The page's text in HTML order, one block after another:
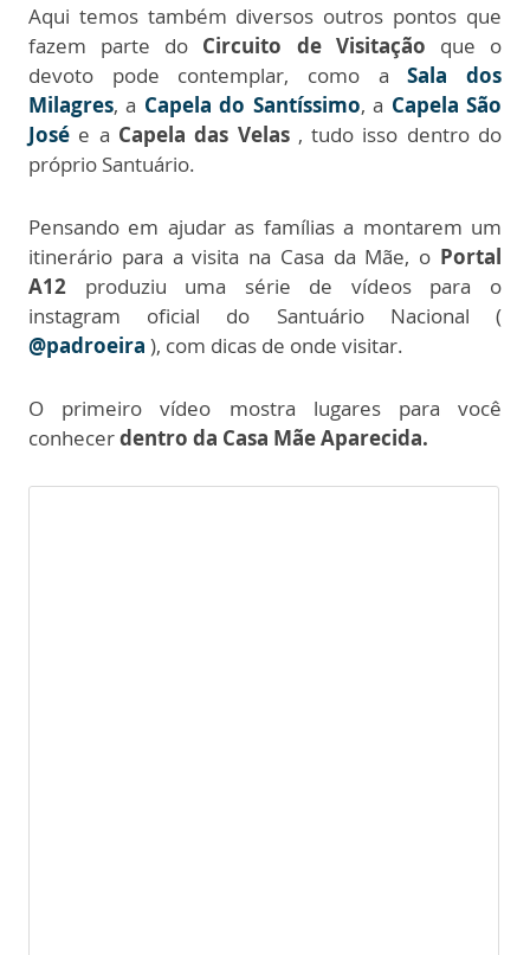
Aqui temos também diversos outros pontos que
fazem parte do Circuito de Visitação que o
devoto pode contemplar, como aSala dos
Milagres, a Capela do Santíssimo, a Capela São
José e a Capela das Velas, tudo isso dentro do
próprio Santuário.
Pensando em ajudar as famílias a montarem um
itinerário para a visita na Casa da Mãe, o Portal
A12 produziu uma série de vídeos para o
instagram oficial do Santuário Nacional (
@padroeira ), com dicas de onde visitar.
O primeiro vídeo mostra lugares para você
conhecerdentro da Casa Mãe Aparecida.